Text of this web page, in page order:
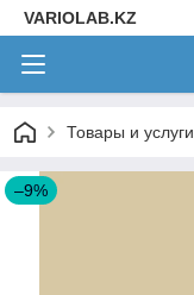
VARIOLAB.KZ
Товары и услуги
–9%